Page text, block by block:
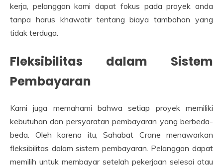
kerja, pelanggan kami dapat fokus pada proyek anda
tanpa harus khawatir tentang biaya tambahan yang
tidak terduga.
Fleksibilitas dalam Sistem
Pembayaran
Kami juga memahami bahwa setiap proyek memiliki
kebutuhan dan persyaratan pembayaran yang berbeda-
beda. Oleh karena itu, Sahabat Crane menawarkan
fleksibilitas dalam sistem pembayaran. Pelanggan dapat
memilih untuk membayar setelah pekerjaan selesai atau